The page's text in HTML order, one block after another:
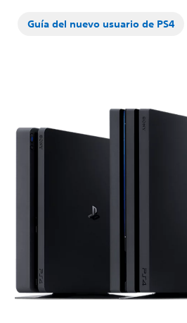
Guía del nuevo usuario de PS4